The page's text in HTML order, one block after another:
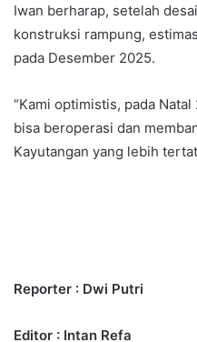
Iwan berharap, setelah
konstruksi rampung,
pada Desember 2025.
“Kami optimistis, pada
bisa beroperasi dan
Kayutangan yang lebih
Reporter : Dwi Putri
Editor : Intan Refa